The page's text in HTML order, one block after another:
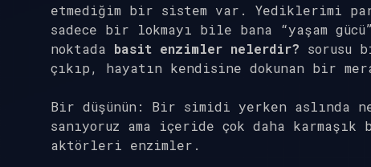
etmediğim bir sistem var. Yediklerimi
sadece bir lokmayı bile bana “yaşam
noktada basit enzimler nelerdir? sorusu
çıkıp, hayatın kendisine dokunan bir
Bir düşünün: Bir simidi yerken aslında
sanıyoruz ama içeride çok daha
aktörleri enzimler.